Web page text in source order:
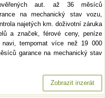
aut. až 36 měsíců
na mechanický stav vozu,
najetých km. doživotní záruka
a značek, férové ceny, peníze
tempomat více než 19 000
garance na mechanický stav
Zobrazit inzerát